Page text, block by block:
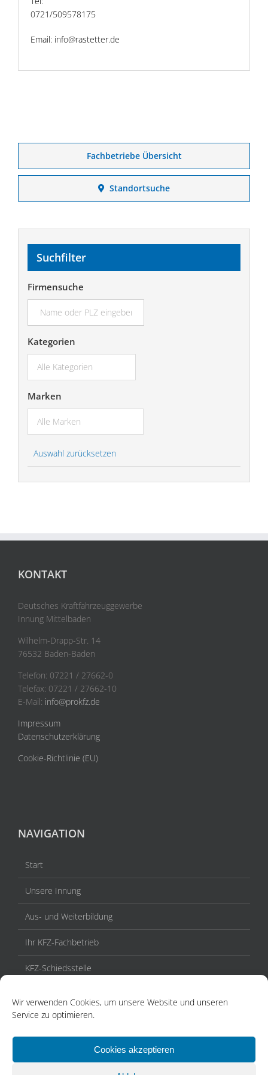
Wir verwenden Cookies, um unsere Website und unseren
Service zu optimieren.
Cookies akzeptieren
0721/509578175
Email: info@rastetter.de
Fachbetriebe Übersicht
Standortsuche
Suchfilter
Firmensuche
Kategorien
Marken
Auswahl zurücksetzen
KONTAKT
Deutsches Kraftfahrzeuggewerbe
Innung Mittelbaden
Wilhelm-Drapp-Str. 14
76532 Baden-Baden
Telefon: 07221 / 27662-0
Telefax: 07221 / 27662-10
E-Mail: info@prokfz.de
Impressum
Datenschutzerklärung
Cookie-Richtlinie (EU)
NAVIGATION
Start
Unsere Innung
Aus- und Weiterbildung
Ihr KFZ-Fachbetrieb
KFZ-Schiedsstelle
Aktuelles